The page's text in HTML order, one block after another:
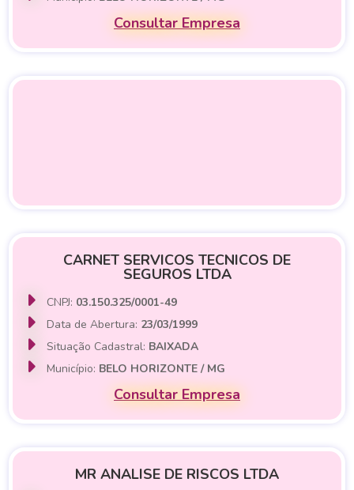
Consultar Empresa
CARNET SERVICOS TECNICOS DE
SEGUROS LTDA
CNPJ: 03.150.325/0001-49
Data de Abertura: 23/03/1999
Situação Cadastral: BAIXADA
Município: BELO HORIZONTE / MG
Consultar Empresa
MR ANALISE DE RISCOS LTDA